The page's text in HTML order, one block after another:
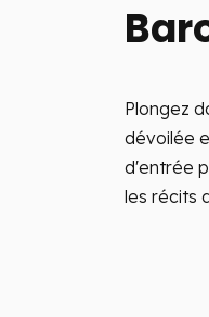
Plongez
dévoilée
d'entrée
les récits